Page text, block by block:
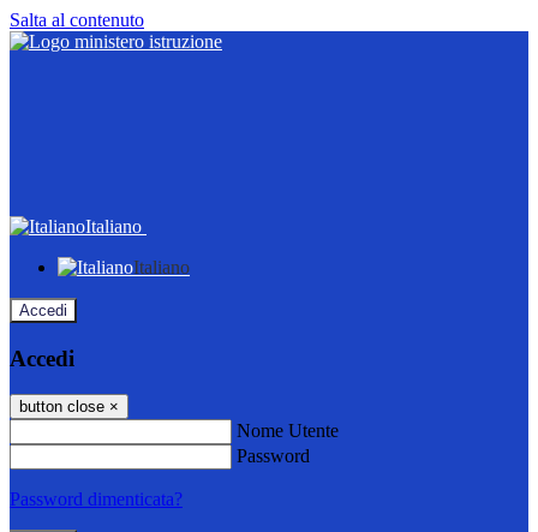
Salta al contenuto
Italiano
Italiano
Accedi
Accedi
button close ×
Nome Utente
Password
Password dimenticata?